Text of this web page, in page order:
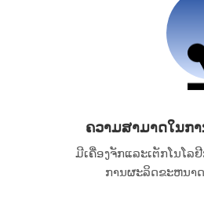
ຄວາມສາມາດໃນກ
ມີເຄື່ອງຈັກແລະເຕັກໂນໂລ
ການຜະລິດຂະຫນາ